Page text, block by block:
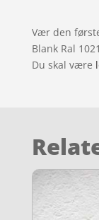
Vær den
Blank Ral
Du skal være